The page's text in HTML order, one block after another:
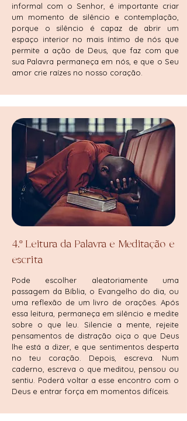
informal com o Senhor, é importante criar
um momento de silêncio e contemplação,
porque o silêncio é capaz de abrir um
espaço interior no mais íntimo de nós que
permite a ação de Deus, que faz com que
sua Palavra permaneça em nós, e que o Seu
amor crie raízes no nosso coração.
4.º Leitura da Palavra e Meditação e
escrita
Pode escolher aleatoriamente uma
passagem da Bíblia, o Evangelho do dia, ou
uma reflexão de um livro de orações. Após
essa leitura, permaneça em silêncio e medite
sobre o que leu. Silencie a mente, rejeite
pensamentos de distração oiça o que Deus
lhe está a dizer, e que sentimentos desperta
no teu coração. Depois, escreva. Num
caderno, escreva o que meditou, pensou ou
sentiu. Poderá voltar a esse encontro com o
Deus e entrar força em momentos difíceis.